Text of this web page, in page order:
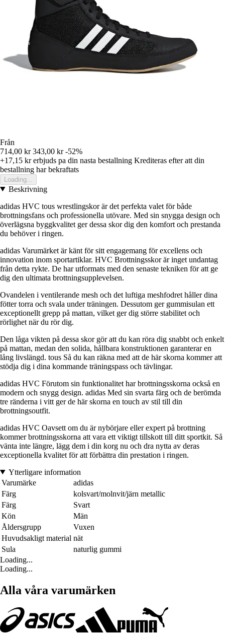
Från
714,00 kr 343,00 kr -52%
+17,15 krerbjuds pa din nasta bestallning Krediteras efter att din
bestallning har bekraftats
Loading...
Beskrivning
adidas HVC tous wrestlingskor är det perfekta valet för både
brottningsfans och professionella utövare. Med sin snygga design och
överlägsna byggkvalitet ger dessa skor dig den komfort och prestanda
du behöver i ringen.
adidas Varumärket är känt för sitt engagemang för excellens och
innovation inom sportartiklar. HVC Brottningsskor är inget undantag
från detta rykte. De har utformats med den senaste tekniken för att ge
dig den ultimata brottningsupplevelsen.
Ovandelen i ventilerande mesh och det luftiga meshfodret håller dina
fötter torra och svala under träningen. Dessutom ger gummisulan ett
exceptionellt grepp på mattan, vilket ger dig större stabilitet och
rörlighet när du rör dig.
Den låga vikten på dessa skor gör att du kan röra dig snabbt och enkelt
på mattan, medan den solida, hållbara konstruktionen garanterar en
lång livslängd. tous Så du kan räkna med att de här skorna kommer att
stödja dig i dina kommande träningspass och tävlingar.
adidas HVC Förutom sin funktionalitet har brottningsskorna också en
modern och snygg design. adidas Med sin svarta färg och de berömda
tre ränderna i vitt ger de här skorna en touch av stil till din
brottningsoutfit.
adidas HVC Oavsett om du är nybörjare eller expert på brottning
kommer brottningsskorna att vara ett viktigt tillskott till ditt sportkit. Så
vänta inte längre, lägg dem i din korg nu och dra nytta av deras
exceptionella kvalitet för att förbättra din prestation i ringen.
Ytterligare information
Varumärke
adidas
Färg
kolsvart/molnvit/järn metallic
Färg
Svart
Kön
Män
Åldersgrupp
Vuxen
Huvudsakligt material nät
Sula
naturlig gummi
Loading...
Loading...
Alla våra varumärken